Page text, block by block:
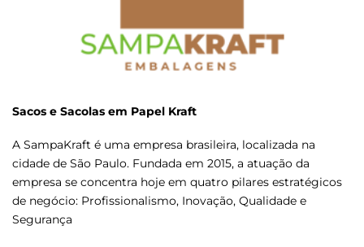
Sacos e Sacolas em Papel Kraft
A SampaKraft é uma empresa brasileira, localizada na
cidade de São Paulo. Fundada em 2015, a atuação da
empresa se concentra hoje em quatro pilares estratégicos
de negócio: Profissionalismo, Inovação, Qualidade e
Segurança